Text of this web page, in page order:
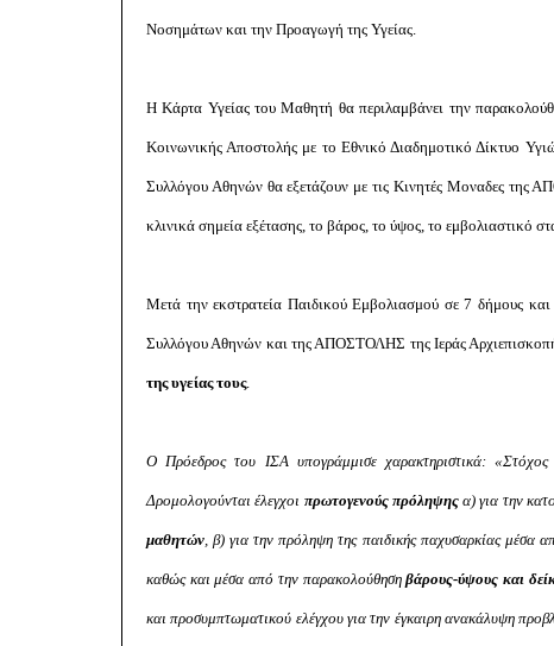
Νοσημάτων και την Προαγωγή της Υγείας.
Η Κάρτα Υγείας του Μαθητή θα περιλαμβάνει την
Κοινωνικής Αποστολής με το Εθνικό Διαδημοτικό Δίκτυο
Συλλόγου Αθηνών θα εξετάζουν με τις Κινητές Μοναδες της
κλινικά σημεία εξέτασης, το βάρος, το ύψος, το εμβολιαστικό
Μετά την εκστρατεία Παιδικού Εμβολιασμού σε 7 δήμους και
Συλλόγου Αθηνών και της ΑΠΟΣΤΟΛΗΣ της Ιεράς
της υγείας τους.
Ο Πρόεδρος του ΙΣΑ υπογράμμισε χαρακτηριστικά:
Δρομολογούνται έλεγχοι πρωτογενούς πρόληψηςα) για την
μαθητών , β) για την πρόληψη της παιδικής παχυσαρκίας μέσα
καθώς και μέσα από την παρακολούθησηβάρους-ύψους και
και προσυμπτωματικού ελέγχου για την έγκαιρη ανακάλυψη